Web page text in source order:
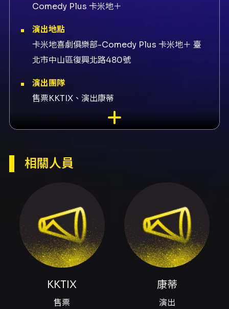
Comedy Plus 卡米地＋
演出地點
卡米地喜劇俱樂部-Comedy Plus 卡米地＋ 臺
北市中山區復興北路480號
演出團隊
售票KKTIX、演出康蒂
劇／脫口秀為主，內容包含個人生活觀察、感情
／過往經歷及帶有幽默、帶點色色的段子（依演
（卡米地 Live Comedy Club Taipei） - 地
址：台北市中山區復興北路480號 票價與購票方
式： - 一般票／騷賣票：660 元 - 提早進來一下
票（搶先入場票）：600 元 - 特別為你留的票
（保留席＋贈送特別小禮）：888 元 - 頁面另列
有 330 元之票種（請以售票頁面為準）。 - 購票
可透過 KKTIX 官網訂購，或至全台全家便利商店
購票或取票（全家購票每筆限購 4 張；全家取票
每筆酌收 30 元取票手續費，詳見 KKTIX 購票頁
相關人員
KKTIX
售票
康蒂
演出